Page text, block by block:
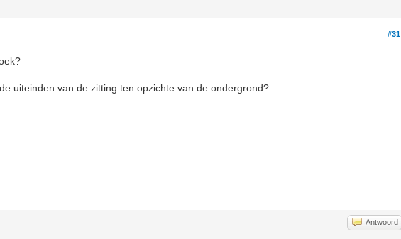
#31
uiteinden van de zitting ten opzichte van de ondergrond?
Antwoord